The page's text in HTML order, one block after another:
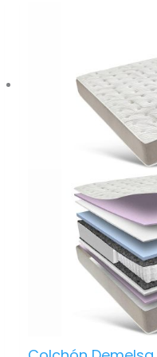
Mayor resistencia,
– Placas
superior e inferior.
adaptabilidad al
– Capas de HR 40
resistencia en
firmeza, confort y
– Refuerzo
densidad, super
– Acabado en
laterales.
– Hipoalergénico.
específicamente
reacciones alérgicas.
– Tratamiento anti-
la proliferación de